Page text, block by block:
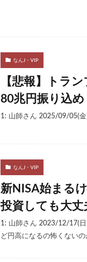
なんJ・VIP
【悲報】トラ
80兆円振り込め
1: 山師さん 2025/09/05(
なんJ・VIP
新NISA始まる
投資しても大丈
1: 山師さん 2023/12/17(
ど円高になるの怖くないの